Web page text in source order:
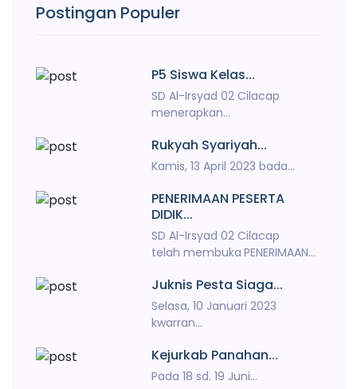
Postingan Populer
P5 Siswa Kelas...
SD Al-Irsyad 02 Cilacap
menerapkan...
Rukyah Syariyah...
Kamis, 13 April 2023 bada...
PENERIMAAN PESERTA
DIDIK...
SD Al-Irsyad 02 Cilacap
telah membuka PENERIMAAN...
Juknis Pesta Siaga...
Selasa, 10 Januari 2023
kwarran...
Kejurkab Panahan...
Pada 18 sd. 19 Juni...